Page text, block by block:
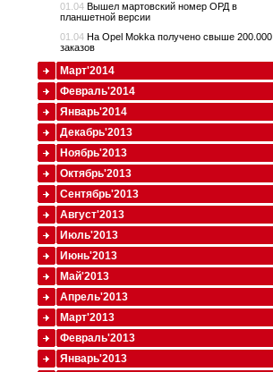
01.04 Вышел мартовский номер ОРД в
планшетной версии
01.04 На Opel Mokka получено свыше 200.000
заказов
Март'2014
Февраль'2014
Январь'2014
Декабрь'2013
Ноябрь'2013
Октябрь'2013
Сентябрь'2013
Август'2013
Июль'2013
Июнь'2013
Май'2013
Апрель'2013
Март'2013
Февраль'2013
Январь'2013